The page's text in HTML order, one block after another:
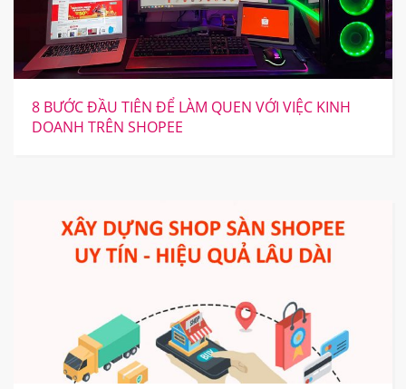
8 BƯỚC ĐẦU TIÊN ĐỂ LÀM QUEN VỚI VIỆC KINH
DOANH TRÊN SHOPEE